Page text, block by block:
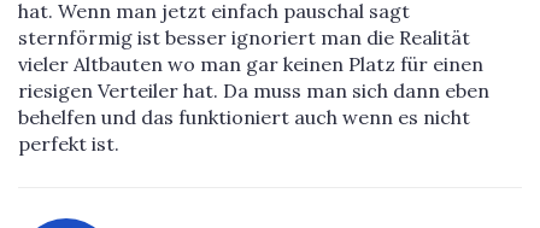
hat. Wenn man jetzt einfach pauschal sagt
sternförmig ist besser ignoriert man die Realität
vieler Altbauten wo man gar keinen Platz für einen
riesigen Verteiler hat. Da muss man sich dann eben
behelfen und das funktioniert auch wenn es nicht
perfekt ist.